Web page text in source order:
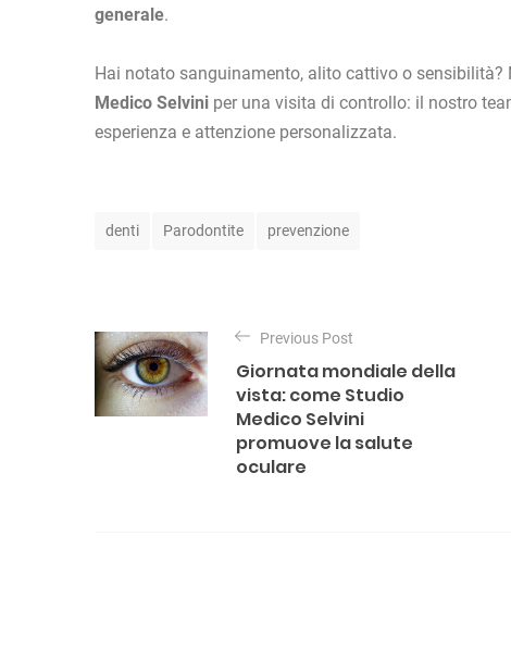
generale.
Hai notato sanguinamento, alito cattivo o sensibilità?
Medico Selvini per una visita di controllo: il nostro
esperienza e attenzione personalizzata.
denti Parodontite prevenzione
N
a
v
i
Previous Post
Giornata mondiale della
vista: come Studio
Medico Selvini
promuove la salute
oculare